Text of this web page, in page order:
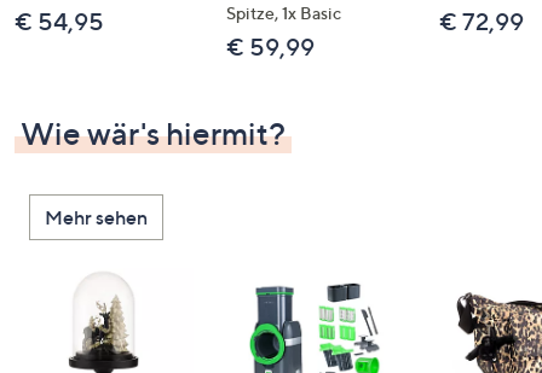
€ 54,95
Spitze, 1x Basic
€ 59,99
€ 72,99
Wie wär's hiermit?
Mehr sehen